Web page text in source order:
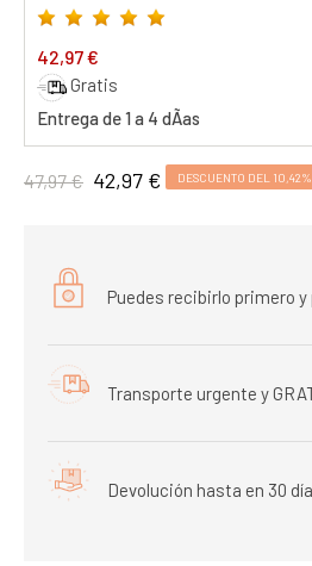
42,97 €
Gratis
Entrega de 1 a 4 dÃ­as
47,97 € 42,97 € DESCUENTO DEL 10,42%
Puedes recibirlo primero y
Transporte urgente y
Devolución hasta en 30